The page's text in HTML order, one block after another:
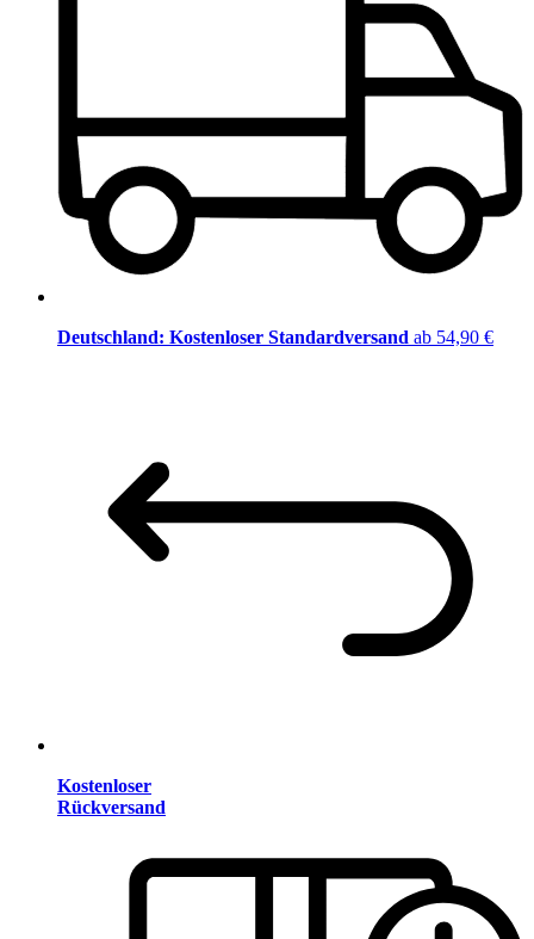
Deutschland: Kostenloser Standardversand ab 54,90 €
Kostenloser
Rückversand